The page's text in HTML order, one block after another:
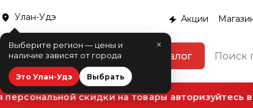
Улан-Удэ
×
Выберите регион — цены и
наличие зависят от города
Это Улан-Удэ Выбрать
Акции
Каталог
скидки на товары авторизуйтесь в